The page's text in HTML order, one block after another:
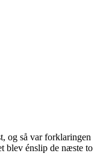
og så var forklaringen
blev énslip de næste to